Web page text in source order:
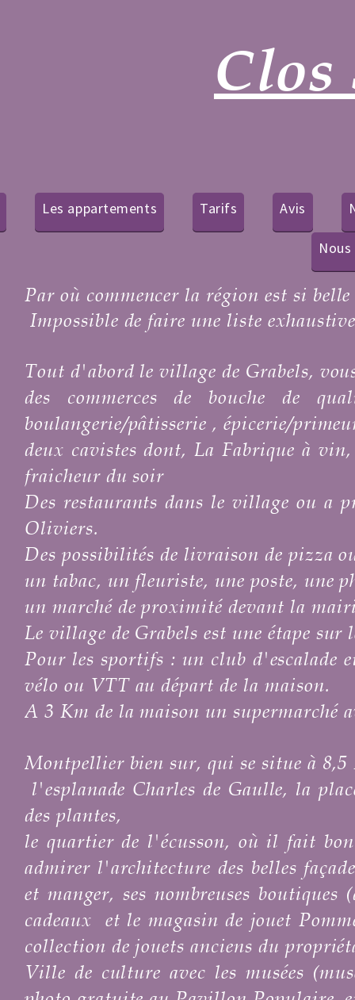
Les appartements Tarifs Avis
Clos
Par où commencer la région est si
Impossible de faire une liste
Tout d'abord le village de Grabels,
des commerces de bouche de
boulangerie/pâtisserie , épicerie/
deux cavistes dont, La Fabrique à
fraicheur du soir
Des restaurants dans le village ou a
Oliviers.
Des possibilités de livraison de pizza
un tabac, un fleuriste, une poste, une
un marché de proximité devant la
Le village de Grabels est une étape sur
Pour les sportifs : un club d'escalade
vélo ou VTT au départ de la maison.
A 3 Km de la maison un supermarché
Montpellier bien sur, qui se situe à 8,5
l'esplanade Charles de Gaulle, la
des plantes,
le quartier de l'écusson, où il fait
admirer l'architecture des belles
et manger, ses nombreuses
cadeaux et le magasin de jouet
collection de jouets anciens du
Ville de culture avec les musées